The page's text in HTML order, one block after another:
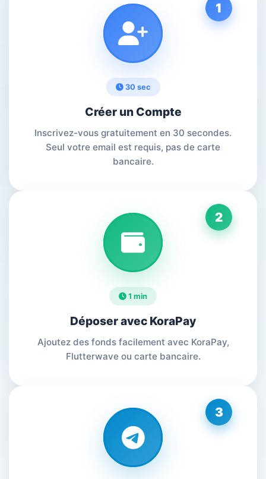
1
30 sec
Créer un Compte
Inscrivez-vous gratuitement en 30 secondes.
Seul votre email est requis, pas de carte
bancaire.
2
1 min
Déposer avec KoraPay
Ajoutez des fonds facilement avec KoraPay,
Flutterwave ou carte bancaire.
3